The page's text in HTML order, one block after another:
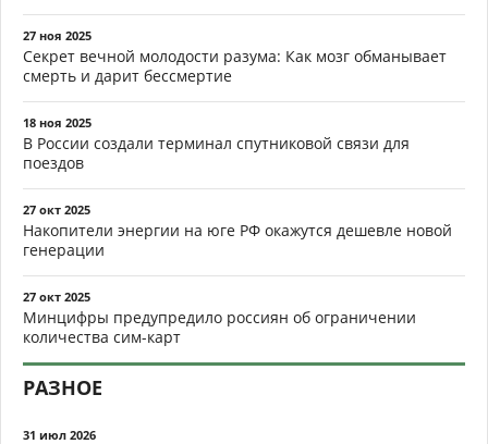
27 ноя 2025
Секрет вечной молодости разума: Как мозг обманывает
смерть и дарит бессмертие
18 ноя 2025
В России создали терминал спутниковой связи для
поездов
27 окт 2025
Накопители энергии на юге РФ окажутся дешевле новой
генерации
27 окт 2025
Минцифры предупредило россиян об ограничении
количества сим-карт
РАЗНОЕ
31 июл 2026